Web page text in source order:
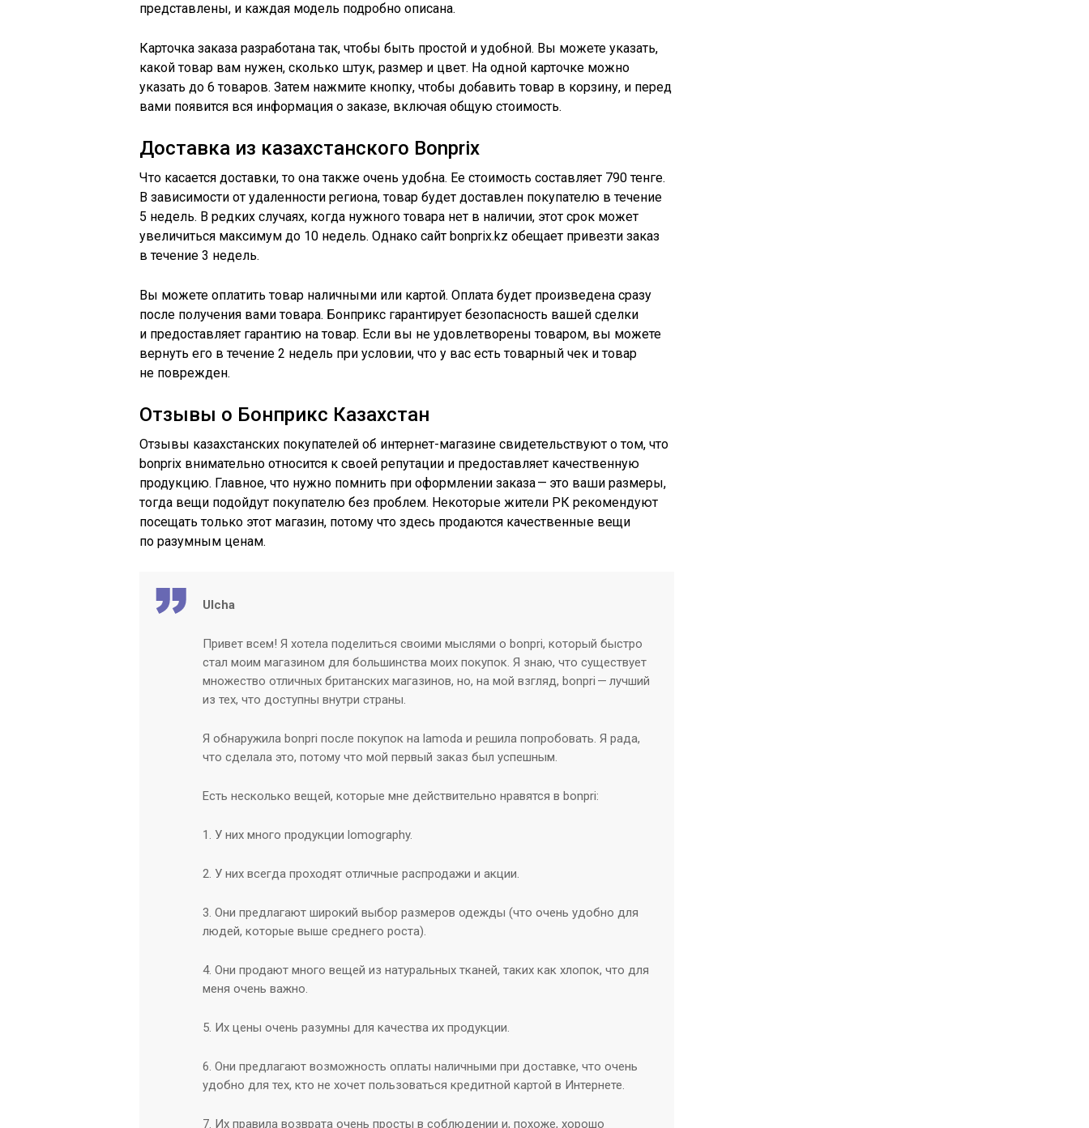
представлены, и каждая модель подробно описана.
Карточка заказа разработана так, чтобы быть простой и удобной. Вы можете указать,
какой товар вам нужен, сколько штук, размер и цвет. На одной карточке можно
указать до 6 товаров. Затем нажмите кнопку, чтобы добавить товар в корзину, и перед
вами появится вся информация о заказе, включая общую стоимость.
Доставка из казахстанского Bonprix
Что касается доставки, то она также очень удобна. Ее стоимость составляет 790 тенге.
В зависимости от удаленности региона, товар будет доставлен покупателю в течение
5 недель. В редких случаях, когда нужного товара нет в наличии, этот срок может
увеличиться максимум до 10 недель. Однако сайт bonprix.kz обещает привезти заказ
в течение 3 недель.
Вы можете оплатить товар наличными или картой. Оплата будет произведена сразу
после получения вами товара. Бонприкс гарантирует безопасность вашей сделки
и предоставляет гарантию на товар. Если вы не удовлетворены товаром, вы можете
вернуть его в течение 2 недель при условии, что у вас есть товарный чек и товар
не поврежден.
Отзывы о Бонприкс Казахстан
Отзывы казахстанских покупателей об интернет-магазине свидетельствуют о том, что
bonprix внимательно относится к своей репутации и предоставляет качественную
продукцию. Главное, что нужно помнить при оформлении заказа — это ваши размеры,
тогда вещи подойдут покупателю без проблем. Некоторые жители РК рекомендуют
посещать только этот магазин, потому что здесь продаются качественные вещи
по разумным ценам.
Ulcha
Привет всем! Я хотела поделиться своими мыслями о bonpri, который быстро
стал моим магазином для большинства моих покупок. Я знаю, что существует
множество отличных британских магазинов, но, на мой взгляд, bonpri — лучший
из тех, что доступны внутри страны.
Я обнаружила bonpri после покупок на lamoda и решила попробовать. Я рада,
что сделала это, потому что мой первый заказ был успешным.
Есть несколько вещей, которые мне действительно нравятся в bonpri:
1. У них много продукции lomography.
2. У них всегда проходят отличные распродажи и акции.
3. Они предлагают широкий выбор размеров одежды (что очень удобно для
людей, которые выше среднего роста).
4. Они продают много вещей из натуральных тканей, таких как хлопок, что для
меня очень важно.
5. Их цены очень разумны для качества их продукции.
6. Они предлагают возможность оплаты наличными при доставке, что очень
удобно для тех, кто не хочет пользоваться кредитной картой в Интернете.
7. Их правила возврата очень просты в соблюдении и, похоже, хорошо